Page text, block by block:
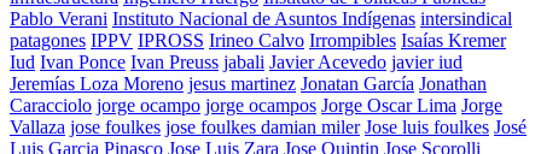
Pablo Verani Instituto Nacional de Asuntos Indígenas intersindical
patagones IPPV IPROSS Irineo Calvo Irrompibles Isaías Kremer
Iud Ivan Ponce Ivan Preuss jabali Javier Acevedo javier iud
Jeremías Loza Moreno jesus martinez Jonatan García Jonathan
Caracciolo jorge ocampo jorge ocampos Jorge Oscar Lima Jorge
Vallaza jose foulkes jose foulkes damian miler Jose luis foulkes José
Luis Garcia Pinasco Jose Luis Zara Jose Quintin Jose Scorolli